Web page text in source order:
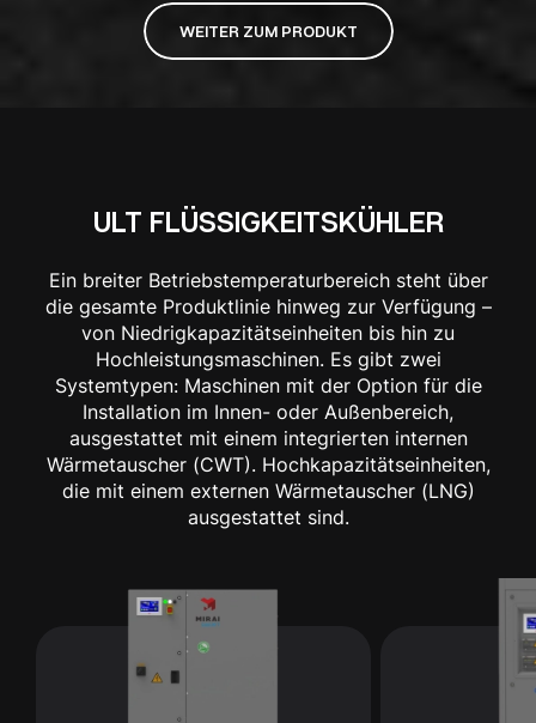
WEITER ZUM PRODUKT
ULT FLÜSSIGKEITSKÜHLER
Ein breiter Betriebstemperaturbereich steht über
die gesamte Produktlinie hinweg zur Verfügung –
von Niedrigkapazitätseinheiten bis hin zu
Hochleistungsmaschinen. Es gibt zwei
Systemtypen: Maschinen mit der Option für die
Installation im Innen- oder Außenbereich,
ausgestattet mit einem integrierten internen
Wärmetauscher (CWT). Hochkapazitätseinheiten,
die mit einem externen Wärmetauscher (LNG)
ausgestattet sind.